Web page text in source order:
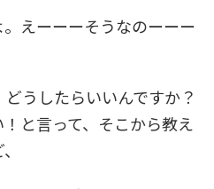
えーーーそうなのーーー
うしたらいいんですか？
と言って、そこから教え